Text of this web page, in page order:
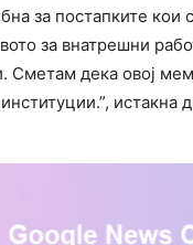
за постапките кои
за внатрешни
Сметам дека овој
истакна